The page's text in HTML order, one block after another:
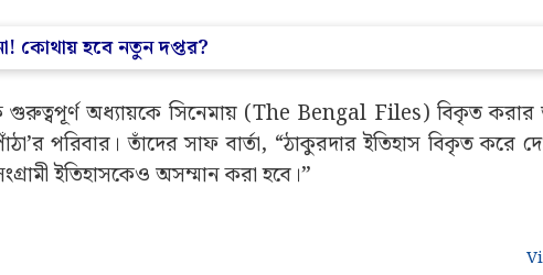
কোথায় হবে নতুন দপ্তর?
গুরুত্বপূর্ণ অধ্যায়কে সিনেমায় (The Bengal Files) বিকৃত করার
পরিবার। তাঁদের সাফ বার্তা, “ঠাকুরদার ইতিহাস বিকৃত করে
ইতিহাসকেও অসম্মান করা হবে।”